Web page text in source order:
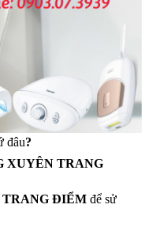
đâu?
XUYÊN TRANG
TRANG ĐIỂMđể sử